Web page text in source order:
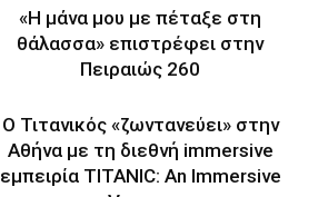
«Η μάνα μου με πέταξε στη
θάλασσα» επιστρέφει στην
Πειραιώς 260
Ο Τιτανικός «ζωντανεύει» στην
Αθήνα με τη διεθνή immersive
εμπειρία TITANIC: An Immersive